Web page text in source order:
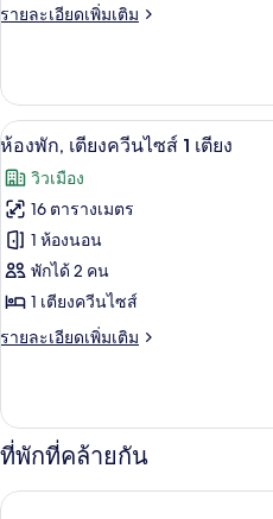
เตียง
2
เตียง
รายละเอียดเพิ่มเติม
ราย
เกี่ยว
กับ
ห้อง
เตียง
เดี่ยว
2
เตียง
เปิด
ภาพถ่าย
ทั้งหมด
ของ
ห้อง
พัก,
เตียง
ไซส์
1
เตียง
13
ห้องพัก, เตียงควีนไซส์ 1 เตียง
วิวเมือง
16 ตารางเมตร
1 ห้องนอน
พักได้ 2 คน
1 เตียงควีนไซส์
รายละเอียดเพิ่มเติม
ราย
เกี่ยว
กับ
ห้อง
พัก,
เตียง
ที่พักที่คล้ายกัน
อลอฟท์ บาย แมริออท สตุ๊ตการ์ต